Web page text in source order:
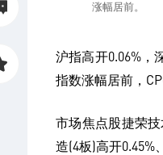
涨幅居前。
沪指高开0.06%，
指数涨幅居前，
市场焦点股捷荣
造(4板)高开